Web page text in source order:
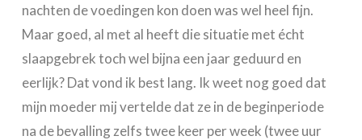
nachten de voedingen kon doen was wel heel fijn.
Maar goed, al met al heeft die situatie met écht
slaapgebrek toch wel bijna een jaar geduurd en
eerlijk? Dat vond ik best lang. Ik weet nog goed dat
mijn moeder mij vertelde dat ze in de beginperiode
na de bevalling zelfs twee keer per week (twee uur